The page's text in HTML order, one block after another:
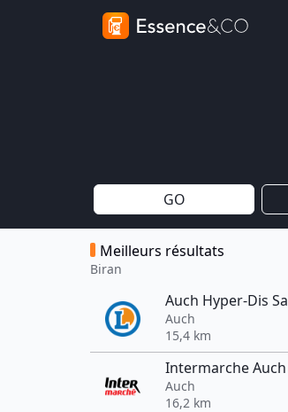
GO
Meilleurs résultats
Biran
Auch Hyper-Dis Sa
Auch
15,4 km
Intermarche Auch
Auch
16,2 km